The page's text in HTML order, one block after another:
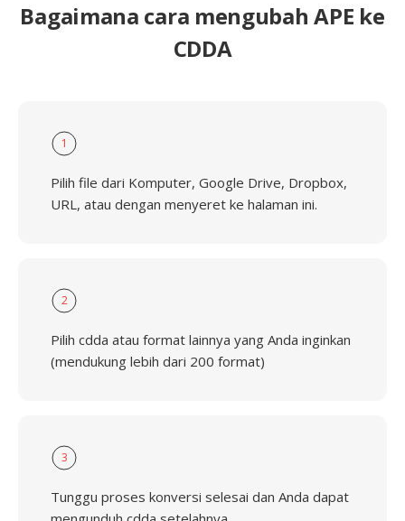
Bagaimana cara mengubah APE ke
CDDA
1
Pilih file dari Komputer, Google Drive, Dropbox,
URL, atau dengan menyeret ke halaman ini.
2
Pilih cdda atau format lainnya yang Anda inginkan
(mendukung lebih dari 200 format)
3
Tunggu proses konversi selesai dan Anda dapat